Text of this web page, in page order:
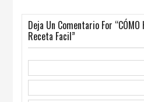
Deja Un Comentario For “CÓMO
Receta Facil”